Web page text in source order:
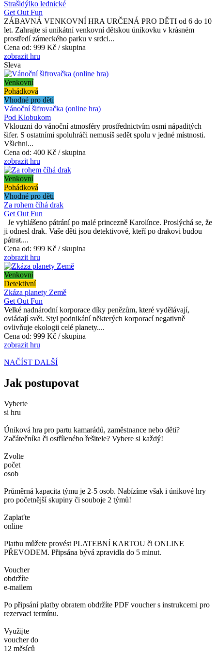
Strašidýlko lednické
Get Out Fun
ZÁBAVNÁ VENKOVNÍ HRA URČENÁ PRO DĚTI od 6 do 10
let. Zahrajte si unikátní venkovní dětskou únikovku v krásném
prostředí zámeckého parku v srdci...
Cena od: 999 Kč / skupina
zobrazit hru
Sleva
Venkovní
Pohádková
Vhodné pro děti
Vánoční šifrovačka (online hra)
Pod Klobukom
Vklouzni do vánoční atmosféry prostřednictvím osmi nápaditých
šifer. S ostatními spoluhráči nemusíš sedět spolu v jedné místnosti.
Všichni...
Cena od: 400 Kč / skupina
zobrazit hru
Venkovní
Pohádková
Vhodné pro děti
Za rohem číhá drak
Get Out Fun
Je vyhlášeno pátrání po malé princezně Karolínce. Proslýchá se, že
ji odnesl drak. Vaše děti jsou detektivové, kteří po drakovi budou
pátrat....
Cena od: 999 Kč / skupina
zobrazit hru
Venkovní
Detektivní
Zkáza planety Země
Get Out Fun
Velké nadnárodní korporace díky penězům, které vydělávají,
ovládají svět. Styl podnikání některých korporací negativně
ovlivňuje ekologii celé planety....
Cena od: 999 Kč / skupina
zobrazit hru
NAČÍST DALŠÍ
Jak postupovat
Vyberte
si hru
Úniková hra pro partu kamarádů, zaměstnance nebo děti?
Začátečníka či ostříleného řešitele? Vybere si každý!
Zvolte
počet
osob
Průměrná kapacita týmu je 2-5 osob. Nabízíme však i únikové hry
pro početnější skupiny či souboje 2 týmů!
Zaplaťte
online
Platbu můžete provést PLATEBNÍ KARTOU či ONLINE
PŘEVODEM. Připsána bývá zpravidla do 5 minut.
Voucher
obdržíte
e-mailem
Po připsání platby obratem obdržíte PDF voucher s instrukcemi pro
rezervaci termínu.
Využijte
voucher do
12 měsíců